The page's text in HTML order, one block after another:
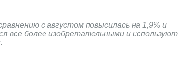
с августом повысилась на 1,9% и
все более изобретательными и используют